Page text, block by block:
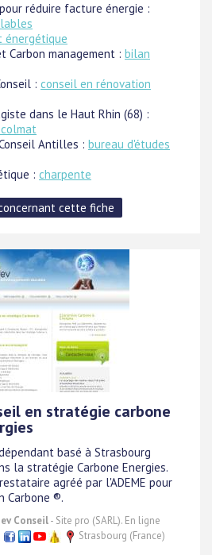
réduire facture énergie :
énergétique
Carbon management : bilan
: conseil en rénovation
dans le Haut Rhin (68) :
Antilles : bureau d'études
: charpente
en stratégie carbone
basé à Strasbourg
la stratégie Carbone Energies.
agréé par l'ADEME pour
Carbone ®.
Conseil- Site pro (SARL). En ligne
Strasbourg (France)